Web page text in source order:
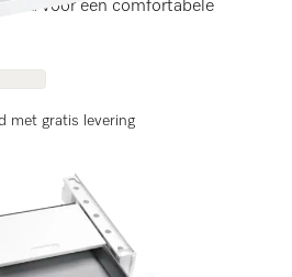
voor een comfortabele
met gratis levering